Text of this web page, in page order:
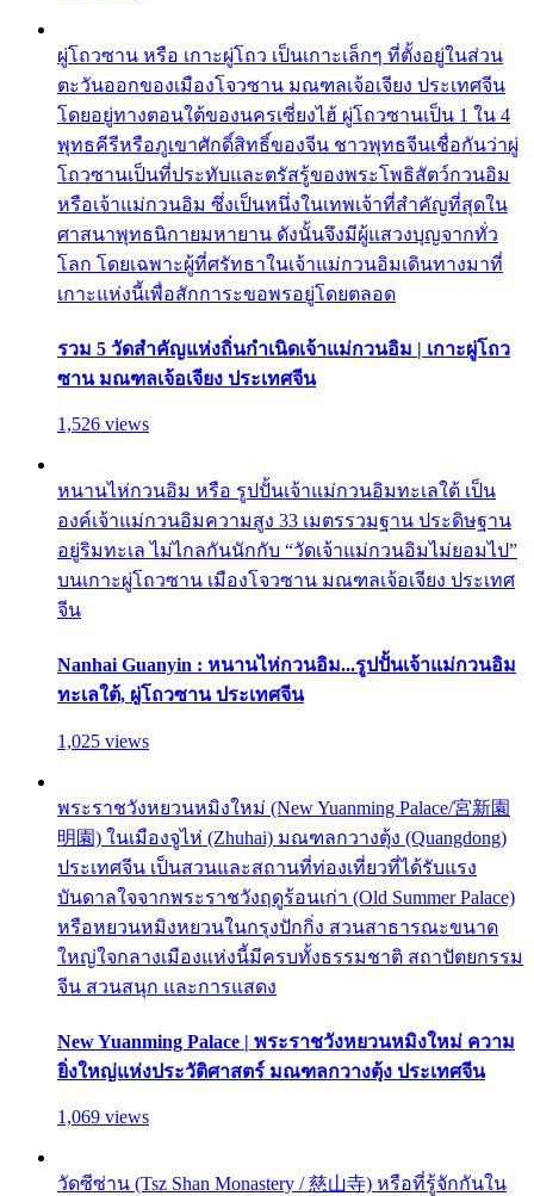
ผู่โถวซาน หรือ เกาะผู่โถว เป็นเกาะเล็กๆ ที่ตั้งอยู่ในส่วน
ตะวันออกของเมืองโจวซาน มณฑลเจ้อเจียง ประเทศจีน
โดยอยู่ทางตอนใต้ของนครเซี่ยงไฮ้ ผู่โถวซานเป็น 1 ใน 4
พุทธคีรีหรือภูเขาศักดิ์สิทธิ์ของจีน ชาวพุทธจีนเชื่อกันว่าผู่
โถวซานเป็นที่ประทับและตรัสรู้ของพระโพธิสัตว์กวนอิม
หรือเจ้าแม่กวนอิม ซึ่งเป็นหนึ่งในเทพเจ้าที่สำคัญที่สุดใน
ศาสนาพุทธนิกายมหายาน ดังนั้นจึงมีผู้แสวงบุญจากทั่ว
โลก โดยเฉพาะผู้ที่ศรัทธาในเจ้าแม่กวนอิมเดินทางมาที่
เกาะแห่งนี้เพื่อสักการะขอพรอยู่โดยตลอด
รวม 5 วัดสำคัญแห่งถิ่นกำเนิดเจ้าแม่กวนอิม | เกาะผู่โถว
ซาน มณฑลเจ้อเจียง ประเทศจีน
1,526 views
หนานไห่กวนอิม หรือ รูปปั้นเจ้าแม่กวนอิมทะเลใต้ เป็น
องค์เจ้าแม่กวนอิมความสูง 33 เมตรรวมฐาน ประดิษฐาน
อยู่ริมทะเล ไม่ไกลกันนักกับ “วัดเจ้าแม่กวนอิมไม่ยอมไป”
บนเกาะผู่โถวซาน เมืองโจวซาน มณฑลเจ้อเจียง ประเทศ
จีน
Nanhai Guanyin : หนานไห่กวนอิม...รูปปั้นเจ้าแม่กวนอิม
ทะเลใต้, ผู่โถวซาน ประเทศจีน
1,025 views
พระราชวังหยวนหมิงใหม่ (New Yuanming Palace/宮新園
明園) ในเมืองจูไห่ (Zhuhai) มณฑลกวางตุ้ง (Quangdong)
ประเทศจีน เป็นสวนและสถานที่ท่องเที่ยวที่ได้รับแรง
บันดาลใจจากพระราชวังฤดูร้อนเก่า (Old Summer Palace)
หรือหยวนหมิงหยวนในกรุงปักกิ่ง สวนสาธารณะขนาด
ใหญ่ใจกลางเมืองแห่งนี้มีครบทั้งธรรมชาติ สถาปัตยกรรม
จีน สวนสนุก และการแสดง
New Yuanming Palace | พระราชวังหยวนหมิงใหม่ ความ
ยิ่งใหญ่แห่งประวัติศาสตร์ มณฑลกวางตุ้ง ประเทศจีน
1,069 views
วัดซีซ่าน (Tsz Shan Monastery / 慈山寺) หรือที่รู้จักกันใน